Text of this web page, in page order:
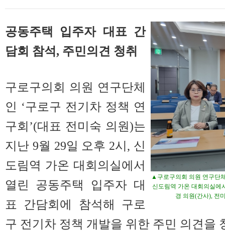
▲구로구의회 의원 연구단
신도림역 가온 대회의실에
경 의원(간사), 전
공동주택 입주자 대표 간
담회 참석, 주민의견 청취
구로구의회 의원 연구단체
인 ‘구로구 전기차 정책 연
구회’(대표 전미숙 의원)는
지난 9월 29일 오후 2시, 신
도림역 가온 대회의실에서
열린 공동주택 입주자 대
표 간담회에 참석해 구로
구 전기차 정책 개발을 위한 주민 의견을